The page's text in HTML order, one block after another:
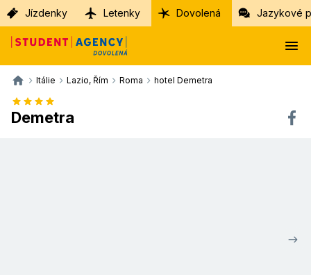
Jízdenky Letenky Dovolená Jazykové
Itálie Lazio, Řím Roma hotel Demetra
Demetra